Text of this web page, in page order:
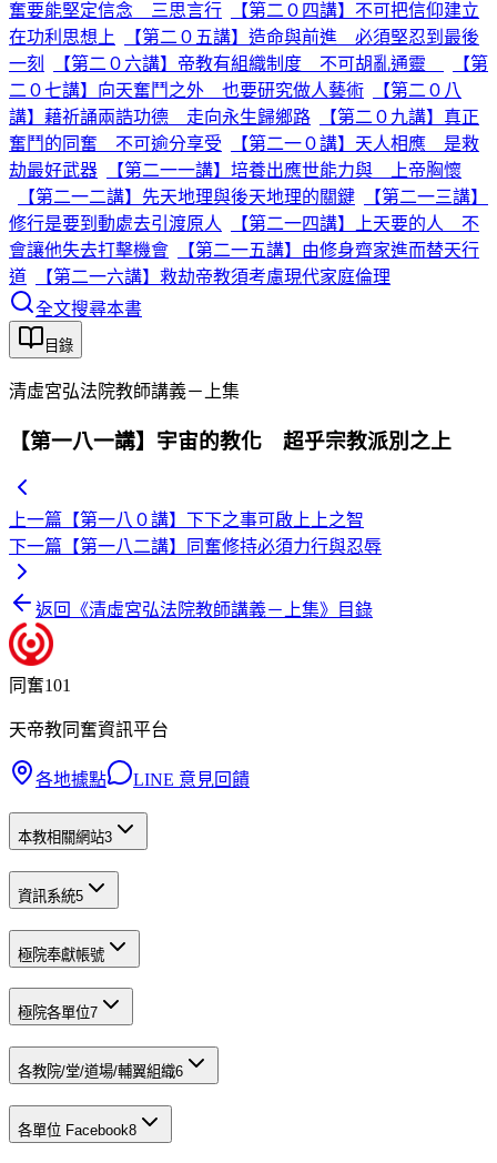
奮要能堅定信念 三思言行
【第二０四講】不可把信仰建立
在功利思想上
【第二０五講】造命與前進 必須堅忍到最後
一刻
【第二０六講】帝教有組織制度 不可胡亂通靈
【第
二０七講】向天奮鬥之外 也要研究做人藝術
【第二０八
講】藉祈誦兩誥功德 走向永生歸鄉路
【第二０九講】真正
奮鬥的同奮 不可逾分享受
【第二一０講】天人相應 是救
劫最好武器
【第二一一講】培養出應世能力與 上帝胸懷
【第二一二講】先天地理與後天地理的關鍵
【第二一三講】
修行是要到動處去引渡原人
【第二一四講】上天要的人 不
會讓他失去打擊機會
【第二一五講】由修身齊家進而替天行
道
【第二一六講】救劫帝教須考慮現代家庭倫理
全文搜尋本書
目錄
清虛宮弘法院教師講義－上集
【第一八一講】宇宙的教化 超乎宗教派別之上
上一篇 【第一八０講】下下之事可啟上上之智
下一篇 【第一八二講】同奮修持必須力行與忍辱
返回《清虛宮弘法院教師講義－上集》目錄
同奮101
天帝教同奮資訊平台
各地據點 LINE 意見回饋
本教相關網站3
資訊系統5
極院奉獻帳號
極院各單位7
各教院/堂/道場/輔翼組織6
各單位 Facebook8